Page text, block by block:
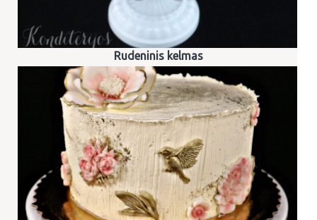
Rudeninis kelmas